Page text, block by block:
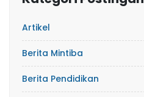
Artikel
Berita Mintiba
Berita Pendidikan